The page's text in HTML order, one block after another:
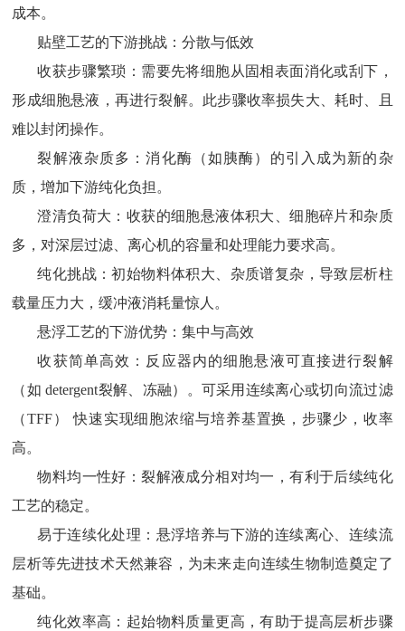
成本。
贴壁工艺的下游挑战：分散与低效
收获步骤繁琐：需要先将细胞从固相表面消化或刮下，
形成细胞悬液，再进行裂解。此步骤收率损失大、耗时、且
难以封闭操作。
裂解液杂质多：消化酶（如胰酶）的引入成为新的杂
质，增加下游纯化负担。
澄清负荷大：收获的细胞悬液体积大、细胞碎片和杂质
多，对深层过滤、离心机的容量和处理能力要求高。
纯化挑战：初始物料体积大、杂质谱复杂，导致层析柱
载量压力大，缓冲液消耗量惊人。
悬浮工艺的下游优势：集中与高效
收获简单高效：反应器内的细胞悬液可直接进行裂解
（如 detergent裂解、冻融）。可采用连续离心或切向流过滤
（TFF）​ 快速实现细胞浓缩与培养基置换，步骤少，收率
高。
物料均一性好：裂解液成分相对均一，有利于后续纯化
工艺的稳定。
易于连续化处理：悬浮培养与下游的连续离心、连续流
层析等先进技术天然兼容，为未来走向连续生物制造奠定了
基础。
纯化效率高：起始物料质量更高，有助于提高层析步骤